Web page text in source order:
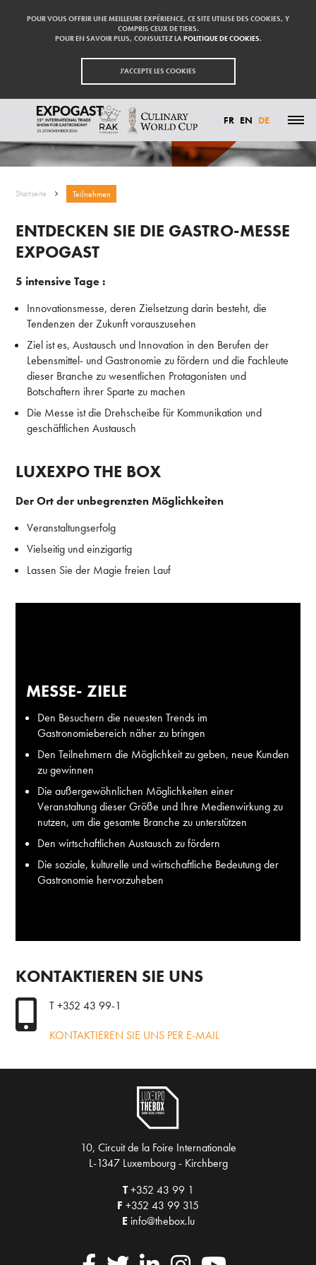
POUR VOUS OFFRIR UNE MEILLEURE EXPÉRIENCE, CE SITE UTILISE DES COOKIES, Y
COMPRIS CEUX DE TIERS.
POUR EN SAVOIR PLUS, CONSULTEZ LAPOLITIQUE DE COOKIES.
J'ACCEPTE LES COOKIES
FR EN DE
HIGHLIGHTS
TEILNEHMEN
BESUCHEN
PARTNER
TEILNEHMEN
Startseite Teilnehmen
ENTDECKEN SIE DIE GASTRO-MESSE
EXPOGAST
5 intensive Tage :
Innovationsmesse, deren Zielsetzung darin besteht, die
Tendenzen der Zukunft vorauszusehen
Ziel ist es, Austausch und Innovation in den Berufen der
Lebensmittel- und Gastronomie zu fördern und die Fachleute
dieser Branche zu wesentlichen Protagonisten und
Botschaftern ihrer Sparte zu machen
Die Messe ist die Drehscheibe für Kommunikation und
geschäftlichen Austausch
LUXEXPO THE BOX
Der Ort der unbegrenzten Möglichkeiten
Veranstaltungserfolg
Vielseitig und einzigartig
Lassen Sie der Magie freien Lauf
MESSE- ZIELE
Den Besuchern die neuesten Trends im
Gastronomiebereich näher zu bringen
Den Teilnehmern die Möglichkeit zu geben, neue Kunden
zu gewinnen
Die außergewöhnlichen Möglichkeiten einer
Veranstaltung dieser Größe und Ihre Medienwirkung zu
nutzen, um die gesamte Branche zu unterstützen
Den wirtschaftlichen Austausch zu fördern
Die soziale, kulturelle und wirtschaftliche Bedeutung der
Gastronomie hervorzuheben
KONTAKTIEREN SIE UNS
T +352 43 99-1
KONTAKTIEREN SIE UNS PER E-MAIL
10, Circuit de la Foire Internationale
L-1347 Luxembourg - Kirchberg
T +352 43 99 1
F +352 43 99 315
E info@thebox.lu